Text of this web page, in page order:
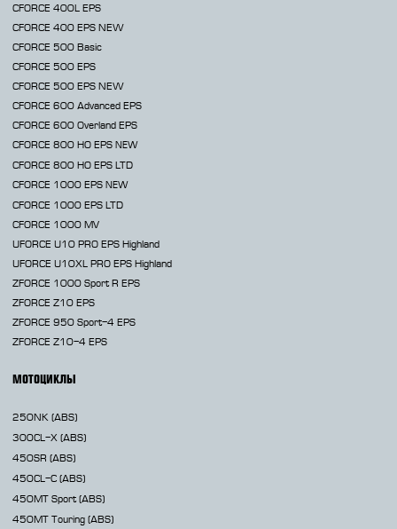
CFORCE 400L EPS
CFORCE 400 EPS NEW
CFORCE 500 Basic
CFORCE 500 EPS
CFORCE 500 EPS NEW
CFORCE 600 Advanced EPS
CFORCE 600 Overland EPS
CFORCE 800 HO EPS NEW
CFORCE 800 HO EPS LTD
CFORCE 1000 EPS NEW
CFORCE 1000 EPS LTD
CFORCE 1000 MV
UFORCE U10 PRO EPS Highland
UFORCE U10XL PRO EPS Highland
ZFORCE 1000 Sport R EPS
ZFORCE Z10 EPS
ZFORCE 950 Sport-4 EPS
ZFORCE Z10-4 EPS
МОТОЦИКЛЫ
250NK (ABS)
300CL-X (ABS)
450SR (ABS)
450CL-C (ABS)
450MT Sport (ABS)
450MT Touring (ABS)